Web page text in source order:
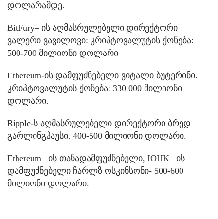
დოლარამდე.
BitFury– ის აღმასრულებელი დირექტორი
ვალერი ვავილოვი: კრიპტოვალუტის ქონება:
500-700 მილიონი დოლარი
Ethereum-ის დამფუძნებელი ვიტალი ბუტერინი.
კრიპტოვალუტის ქონება: 330,000 მილიონი
დოლარი.
Ripple-ს აღმასრულებელი დირექტორი ბრედ
გარლინგჰაუსი. 400-500 მილიონი დოლარი.
Ethereum– ის თანადამფუძნებელი, IOHK– ის
დამფუძნებელი ჩარლზ ოსკინსონი- 500-600
მილიონი დოლარი.